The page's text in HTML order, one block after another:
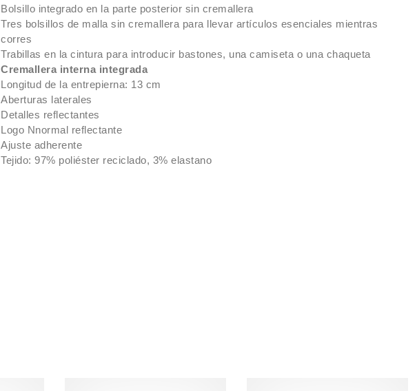
Bolsillo integrado en la parte posterior sin cremallera
Tres bolsillos de malla sin cremallera para llevar artículos esenciales mientras
corres
Trabillas en la cintura para introducir bastones, una camiseta o una chaqueta
Cremallera interna integrada
Longitud de la entrepierna: 13 cm
Aberturas laterales
Detalles reflectantes
Logo Nnormal reflectante
Ajuste adherente
Tejido: 97% poliéster reciclado, 3% elastano